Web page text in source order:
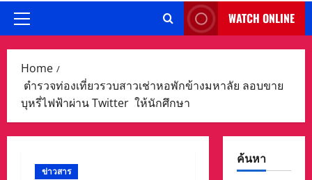
Primary
WATCH ONLINE
Home
ตำรวจท่องเที่ยวรวบสาวเช่าหอพักข้างมหาลัย ลอบขาย
บุหรี่ไฟฟ้าผ่าน Twitter ให้นักศึกษา
ข่าวสาร
ค้นหา